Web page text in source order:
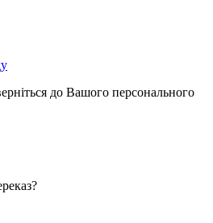
до Вашого персонального